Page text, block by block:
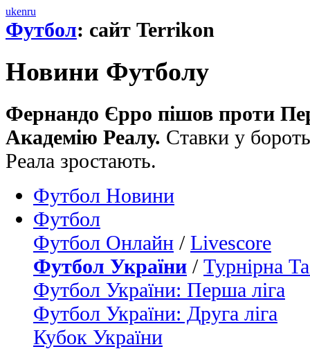
ukenru
Футбол: сайт Terrikon
Новини Футболу
Фернандо Єрро пішов проти
Академію Реалу. Ставки у
Реала зростають.
Футбол Новини
Футбол
Футбол Онлайн / Livescore
Футбол України / Турнірна
Футбол України: Перша ліга
Футбол України: Друга ліга
Кубок України